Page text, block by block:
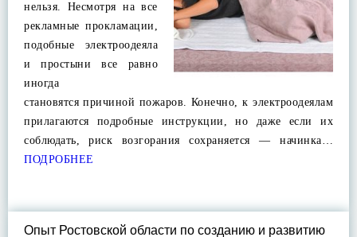
нельзя. Несмотря на все
рекламные прокламации,
подобные электроодеяла
и простыни все равно
иногда
становятся причиной пожаров. Конечно, к электроодеялам
прилагаются подробные инструкции, но даже если их
соблюдать, риск возгорания сохраняется — начинка…
ПОДРОБНЕЕ
Опыт Ростовской области по созданию и развитию